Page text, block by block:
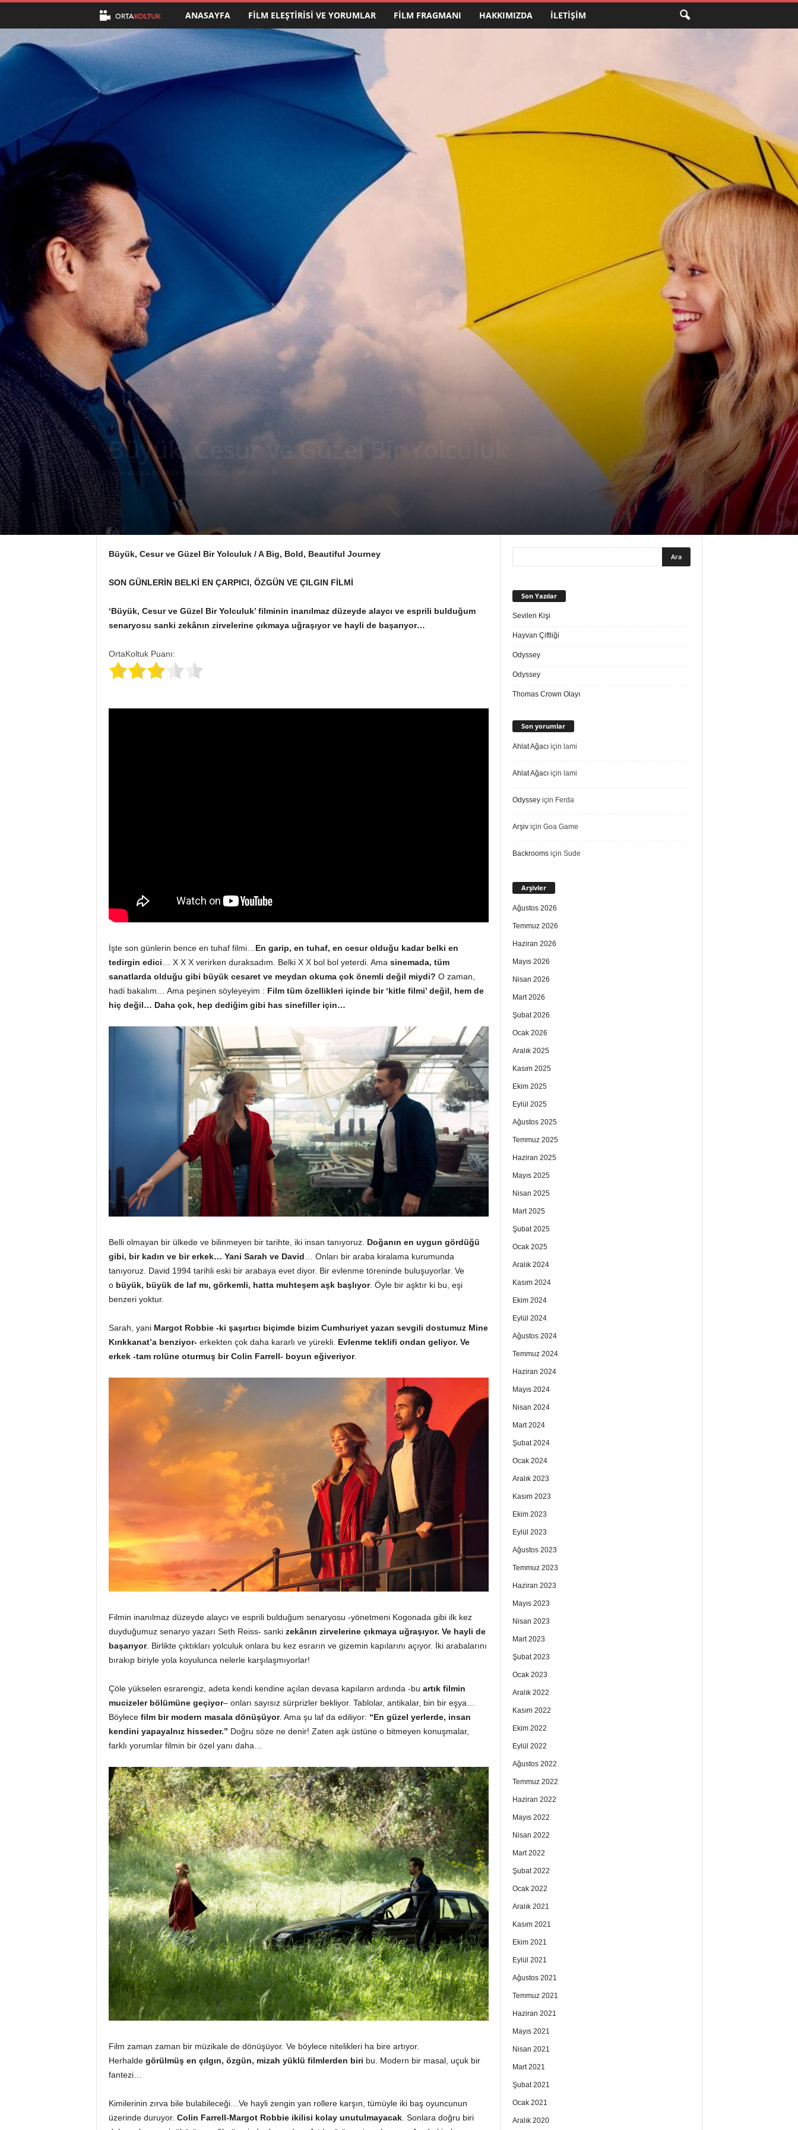
u
ANASAYFA FILM ELEŞTIRISI VE YORUMLAR FILM FRAGMANI HAKKIMIZDA İLETIŞIM
Büyük, Cesur ve Güzel Bir Yolculuk
Yazar: ATİLLA DORSAY
Büyük, Cesur ve Güzel Bir Yolculuk / A Big, Bold, Beautiful Journey
SON GÜNLERİN BELKİ EN ÇARPICI, ÖZGÜN VE ÇILGIN FİLMİ
‘Büyük, Cesur ve Güzel Bir Yolculuk’ filminin inanılmaz düzeyde alaycı ve esprili bulduğum
senaryosu sanki zekânın zirvelerine çıkmaya uğraşıyor ve hayli de başarıyor…
OrtaKoltuk Puanı:
İşte son günlerin bence en tuhaf filmi… En garip, en tuhaf, en cesur olduğu kadar belki en
tedirgin edici … X X X verirken duraksadım. Belki X X bol bol yeterdi. Ama sinemada, tüm
sanatlarda olduğu gibi büyük cesaret ve meydan okuma çok önemli değil miydi? O zaman,
hadi bakalım… Ama peşinen söyleyeyim : Film tüm özellikleri içinde bir ‘kitle filmi’ değil, hem de
hiç değil… Daha çok, hep dediğim gibi has sinefiller için…
Belli olmayan bir ülkede ve bilinmeyen bir tarihte, iki insan tanıyoruz. Doğanın en uygun gördüğü
gibi, bir kadın ve bir erkek… Yani Sarah ve David … Onları bir araba kiralama kurumunda
tanıyoruz. David 1994 tarihli eski bir arabaya evet diyor. Bir evlenme töreninde buluşuyorlar. Ve
o büyük, büyük de laf mı, görkemli, hatta muhteşem aşk başlıyor. Öyle bir aşktır ki bu, eşi
benzeri yoktur.
Sarah, yani Margot Robbie -ki şaşırtıcı biçimde bizim Cumhuriyet yazarı sevgili dostumuz Mine
Kırıkkanat’a benziyor-erkekten çok daha kararlı ve yürekli. Evlenme teklifi ondan geliyor. Ve
erkek -tam rolüne oturmuş bir Colin Farrell- boyun eğiveriyor.
Filmin inanılmaz düzeyde alaycı ve esprili bulduğum senaryosu -yönetmeni Kogonada gibi ilk kez
duyduğumuz senaryo yazarı Seth Reiss- sanki zekânın zirvelerine çıkmaya uğraşıyor. Ve hayli de
başarıyor. Birlikte çıktıkları yolculuk onlara bu kez esrarın ve gizemin kapılarını açıyor. İki arabalarını
bırakıp biriyle yola koyulunca nelerle karşılaşmıyorlar!
Çöle yükselen esrarengiz, adeta kendi kendine açılan devasa kapıların ardında -bu artık filmin
mucizeler bölümüne geçiyor– onları sayısız sürprizler bekliyor. Tablolar, antikalar, bin bir eşya…
Böylece film bir modern masala dönüşüyor. Ama şu laf da ediliyor: “En güzel yerlerde, insan
kendini yapayalnız hisseder.” Doğru söze ne denir! Zaten aşk üstüne o bitmeyen konuşmalar,
farklı yorumlar filmin bir özel yanı daha…
Film zaman zaman bir müzikale de dönüşüyor. Ve böylece nitelikleri ha bire artıyor.
Herhalde görülmüş en çılgın, özgün, mizah yüklü filmlerden biri bu. Modern bir masal, uçuk bir
fantezi…
Kimilerinin zırva bile bulabileceği…Ve hayli zengin yan rollere karşın, tümüyle iki baş oyuncunun
üzerinde duruyor. Colin Farrell-Margot Robbie ikilisi kolay unutulmayacak. Sonlara doğru biri
Son Yazılar
Sevilen Kişi
Hayvan Çiftliği
Odyssey
Odyssey
Thomas Crown Olayı
Son yorumlar
Ahlat Ağacıiçin lami
Ahlat Ağacıiçin lami
Odysseyiçin Ferda
Arşiviçin Goa Game
Backroomsiçin Sude
Arşivler
Ağustos 2026
Temmuz 2026
Haziran 2026
Mayıs 2026
Nisan 2026
Mart 2026
Şubat 2026
Ocak 2026
Aralık 2025
Kasım 2025
Ekim 2025
Eylül 2025
Ağustos 2025
Temmuz 2025
Haziran 2025
Mayıs 2025
Nisan 2025
Mart 2025
Şubat 2025
Ocak 2025
Aralık 2024
Kasım 2024
Ekim 2024
Eylül 2024
Ağustos 2024
Temmuz 2024
Haziran 2024
Mayıs 2024
Nisan 2024
Mart 2024
Şubat 2024
Ocak 2024
Aralık 2023
Kasım 2023
Ekim 2023
Eylül 2023
Ağustos 2023
Temmuz 2023
Haziran 2023
Mayıs 2023
Nisan 2023
Mart 2023
Şubat 2023
Ocak 2023
Aralık 2022
Kasım 2022
Ekim 2022
Eylül 2022
Ağustos 2022
Temmuz 2022
Haziran 2022
Mayıs 2022
Nisan 2022
Mart 2022
Şubat 2022
Ocak 2022
Aralık 2021
Kasım 2021
Ekim 2021
Eylül 2021
Ağustos 2021
Temmuz 2021
Haziran 2021
Mayıs 2021
Nisan 2021
Mart 2021
Şubat 2021
Ocak 2021
Aralık 2020